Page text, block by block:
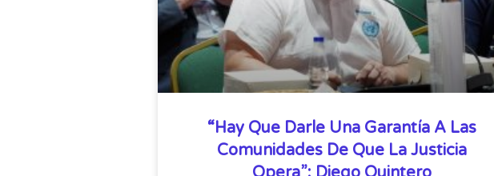
“Hay Que Darle Una Garantía A Las
Comunidades De Que La Justicia